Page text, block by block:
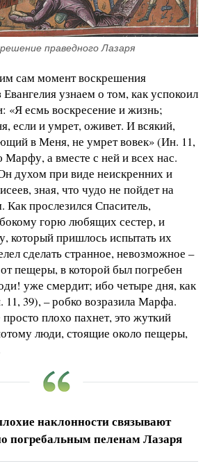
праведного Лазаря
сам момент воскрешения
узнаем о том, как успокоил
«Я есмь воскресение и жизнь;
если и умрет, оживет. И всякий,
в Меня, не умрет вовек» (Ин. 11,
а вместе с ней и всех нас.
духом при виде неискренних и
зная, что чудо не пойдет на
прослезился Спаситель,
горю любящих сестер, и
который пришлось испытать их
сделать странное, невозможное –
пещеры, в которой был погребен
уже смердит; ибо четыре дня, как
11, 39), – робко возразила Марфа.
плохо пахнет, это жуткий
люди, стоящие около пещеры,
наклонности связывают
погребальным пеленам Лазаря